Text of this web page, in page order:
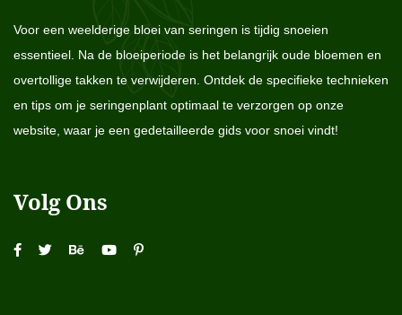
Voor een weelderige bloei van seringen is tijdig snoeien
essentieel. Na de bloeiperiode is het belangrijk oude bloemen en
overtollige takken te verwijderen. Ontdek de specifieke technieken
en tips om je seringenplant optimaal te verzorgen op onze
website, waar je een gedetailleerde gids voor snoei vindt!
Volg Ons